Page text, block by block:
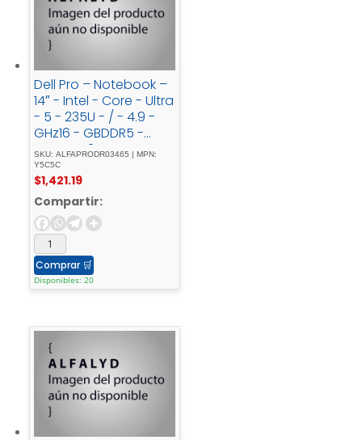
Dell Pro – Notebook –
14″ - Intel - Core - Ultra
- 5 - 235U - / - 4.9 -
GHz16 - GBDDR5 -
SDRAM512 - GB -
SSDNoneIntegrated -
Intel -
GraphicsWindows - 11
- ProSilverSpanish
SKU: ALFAPRODR03465 | MPN:
Y5C5C
$1,421.19
Compartir:
Comprar 🛒
Disponibles: 20